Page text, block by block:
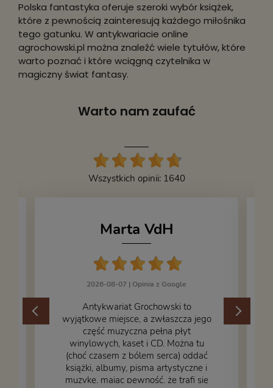
Polska fantastyka oferuje szeroki wybór książek,
które z pewnością zainteresują każdego miłośnika
tego gatunku. W antykwariacie online
agrochowski.pl można znaleźć wiele tytułów, które
warto poznać i które wciągną czytelnika w
magiczny świat fantasy.
Warto nam zaufać
Wszystkich opinii: 1640
Marta VdH
2026-08-07 | Opinia z Google
​Antykwariat Grochowski to
wyjątkowe miejsce, a zwłaszcza jego
część muzyczna pełna płyt
winylowych, kaset i CD. Można tu
(choć czasem z bólem serca) oddać
książki, albumy, pisma artystyczne i
muzykę, mając pewność, że trafi się